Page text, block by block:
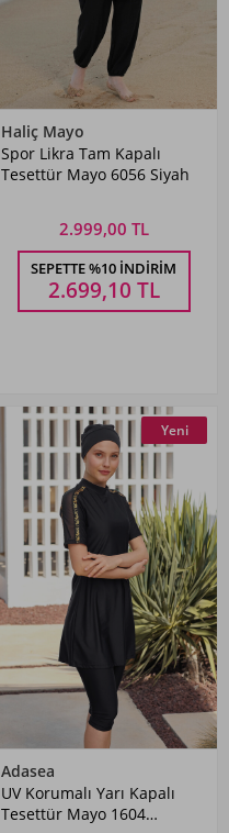
Haliç Mayo
Spor Likra Tam Kapalı
Tesettür Mayo 6056 Siyah
2.999,00 TL
SEPETTE %10 İNDIRIM
2.699,10 TL
Yeni
Adasea
UV Korumalı Yarı Kapalı
Tesettür Mayo 1604